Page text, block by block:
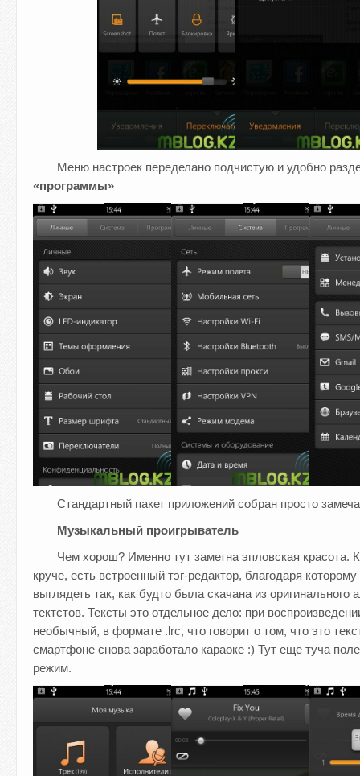
Меню настроек переделано подчистую и удобно
«программы»
Стандартный пакет приложений собран просто
Музыкальный проигрыватель
Чем хорош? Именно тут заметна эпловская
круче, есть встроенный тэг-редактор, благодаря
выглядеть так, как будто была скачана из оригинального
тектстов. Тексты это отдельное дело: при
необычный, в формате .lrc, что говорит о том, что это
смартфоне снова заработало караоке :) Тут еще туча
режим.